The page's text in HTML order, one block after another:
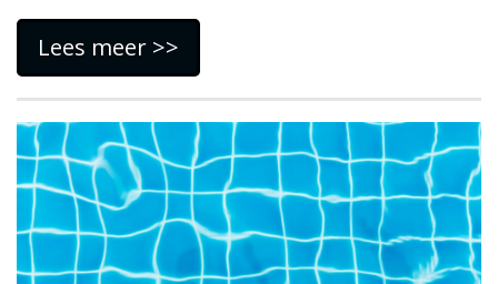
Lees meer >>